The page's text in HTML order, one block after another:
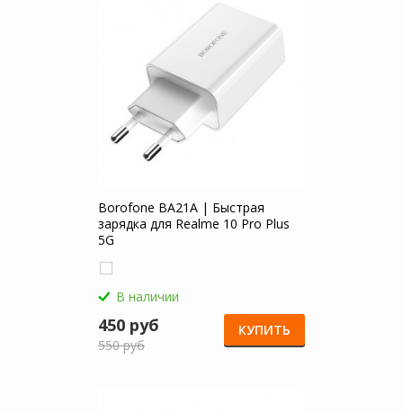
Borofone BA21A | Быстрая
зарядка для Realme 10 Pro Plus
5G
В наличии
450 руб
550 руб
КУПИТЬ